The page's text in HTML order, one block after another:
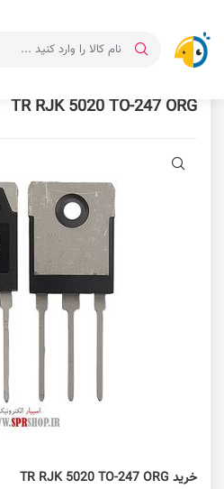
TR RJK 5020 TO-247 ORG
خرید TR RJK 5020 TO-247 ORG